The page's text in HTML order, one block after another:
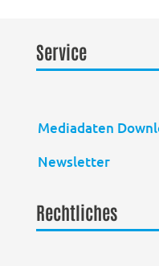
Service
Mediadaten
Newsletter
Rechtliches